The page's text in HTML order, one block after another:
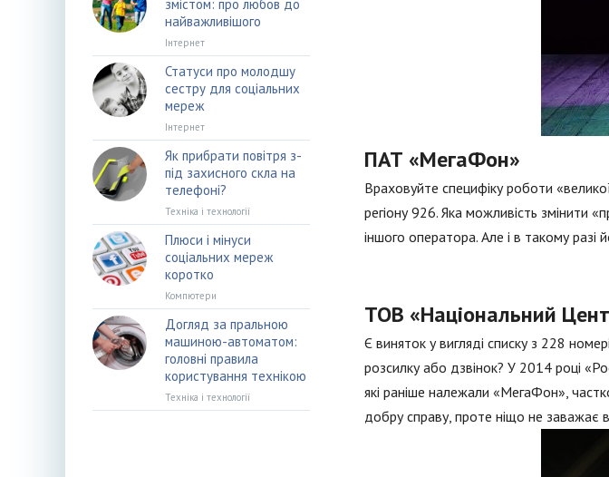
ПАТ «МегаФон»
Враховуйте специфіку роботи
регіону 926. Яка можливість змінити
іншого оператора. Але і в такому разі
ТОВ «Національний
Є виняток у вигляді списку з 228
розсилку або дзвінок? У 2014 році
які раніше належали «МегаФон»,
добру справу, проте ніщо не заважає
змістом: про любов до
найважливішого
Інтернет
Статуси про молодшу
сестру для соціальних
мереж
Інтернет
Як прибрати повітря з-
під захисного скла на
телефоні?
Техніка і технології
Плюси і мінуси
соціальних мереж
коротко
Компютери
Догляд за пральною
машиною-автоматом:
головні правила
користування технікою
Техніка і технології